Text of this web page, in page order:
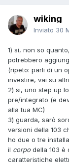
wiking
Inviato 30
1) si, non so
potrebbero
(ripeto: parli di un
investire, vai su
2) si, uno step up
pre/integrato (e
alla tua MC)
3) guarda, sarò
versioni della 103
ho due o tre
il corpodella 103 è
caratteristiche